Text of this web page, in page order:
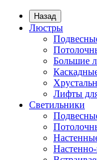
Назад
Люстры
Большие
Лифты
Светильники